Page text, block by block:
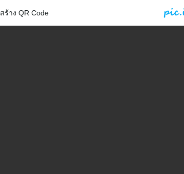
สร้าง QR Code